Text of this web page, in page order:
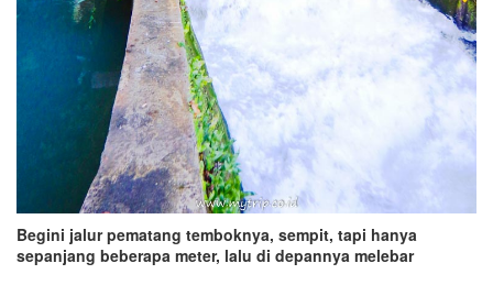
Begini jalur pematang temboknya, sempit, tapi hanya
sepanjang beberapa meter, lalu di depannya melebar